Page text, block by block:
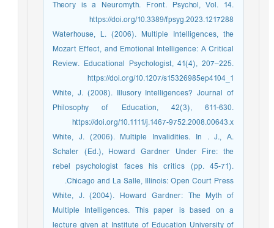
Theory is a Neuromyth. Front. Psychol, Vol. 14.
https://doi.org/10.3389/fpsyg.2023.1217288
Waterhouse, L. (2006). Multiple Intelligences, the
Mozart Effect, and Emotional Intelligence: A Critical
Review. Educational Psychologist, 41(4), 207–225.
https://doi.org/10.1207/s15326985ep4104_1
White, J. (2008). Illusory Intelligences? Journal of
Philosophy of Education, 42(3), 611-630.
https://doi.org/10.1111/j.1467-9752.2008.00643.x
White, J. (2006). Multiple Invalidities. In . J., A.
Schaler (Ed.), Howard Gardner Under Fire: the
rebel psychologist faces his critics (pp. 45-71).
Chicago and La Salle, Illinois: Open Court Press.
White, J. (2004). Howard Gardner: The Myth of
Multiple Intelligences. This paper is based on a